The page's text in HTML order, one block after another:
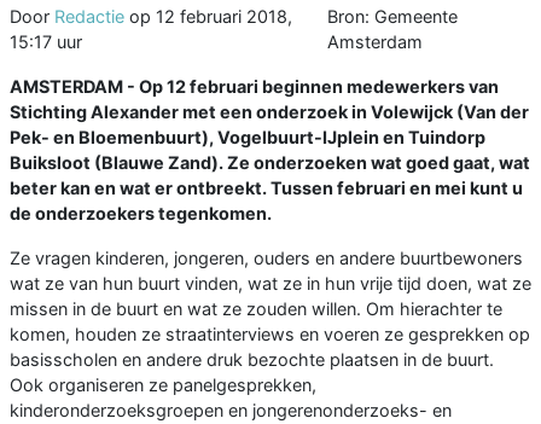
Door Redactie op 12 februari 2018,
15:17 uur
Bron: Gemeente
Amsterdam
AMSTERDAM - Op 12 februari beginnen medewerkers van
Stichting Alexander met een onderzoek in Volewijck (Van der
Pek- en Bloemenbuurt), Vogelbuurt-IJplein en Tuindorp
Buiksloot (Blauwe Zand). Ze onderzoeken wat goed gaat, wat
beter kan en wat er ontbreekt. Tussen februari en mei kunt u
de onderzoekers tegenkomen.
Ze vragen kinderen, jongeren, ouders en andere buurtbewoners
wat ze van hun buurt vinden, wat ze in hun vrije tijd doen, wat ze
missen in de buurt en wat ze zouden willen. Om hierachter te
komen, houden ze straatinterviews en voeren ze gesprekken op
basisscholen en andere druk bezochte plaatsen in de buurt.
Ook organiseren ze panelgesprekken,
kinderonderzoeksgroepen en jongerenonderzoeks- en